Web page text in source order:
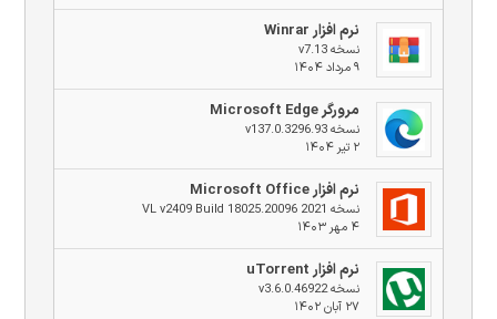
نرم افزار Winrar
نسخه v7.13
۹ مرداد ۱۴۰۴
مرورگر Microsoft Edge
نسخه v137.0.3296.93
۲ تیر ۱۴۰۴
نرم افزار Microsoft Office
نسخه 2021 VL v2409 Build 18025.20096
۴ مهر ۱۴۰۳
نرم افزار uTorrent
نسخه v3.6.0.46922
۲۷ آبان ۱۴۰۲